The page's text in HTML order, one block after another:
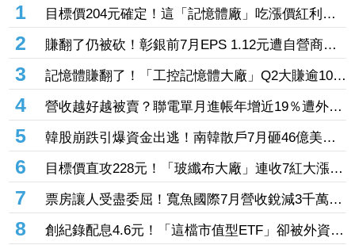
1
目標價204元確定！這「記憶體廠」吃漲價紅利、
Q2毛利率衝70% 全年營運看旺
2
賺翻了仍被砍！彰銀前7月EPS 1.12元遭自營商照
殺2.33億淪賣超王 「這檔記憶體」營收創高也遭
倒
3
記憶體賺翻了！「工控記憶體大廠」Q2大賺逾10股
本、H1EPS達166.45元 7月營收續旺再迎年月雙
增
4
營收越好越被賣？聯電單月進帳年增近19％遭外資
「砍到見骨」 台塑4寶「這檔」營收刷49個月新
高也挨刀
5
韓股崩跌引爆資金出逃！南韓散戶7月砸46億美元
「錢」進美股
6
目標價直攻228元！「玻纖布大廠」連收7紅大漲
32.86% 投信單周撒16.7億元、掃入近萬張
7
票房讓人受盡委屈！寬魚國際7月營收銳減3千萬原
因曝「王心凌票房＞楊丞琳」 網笑翻：是吃了誠
實果實嗎
8
創紀錄配息4.6元！「這檔市值型ETF」卻被外資單